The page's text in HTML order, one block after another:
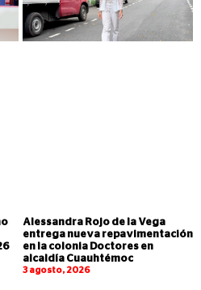
Alessandra Rojo de la Vega
entrega nueva repavimentación
en la colonia Doctores en
alcaldía Cuauhtémoc
3 agosto, 2026